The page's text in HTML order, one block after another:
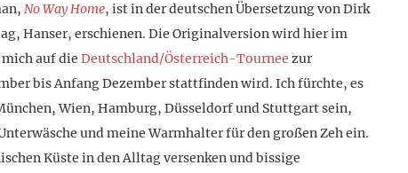
No Way Home, ist in der deutschen Übersetzung von Dirk
Hanser, erschienen. Die Originalversion wird hier im
auf die Deutschland/Österreich-Tournee zur
bis Anfang Dezember stattfinden wird. Ich fürchte, es
Wien, Hamburg, Düsseldorf und Stuttgart sein,
und meine Warmhalter für den großen Zeh ein.
Küste in den Alltag versenken und bissige